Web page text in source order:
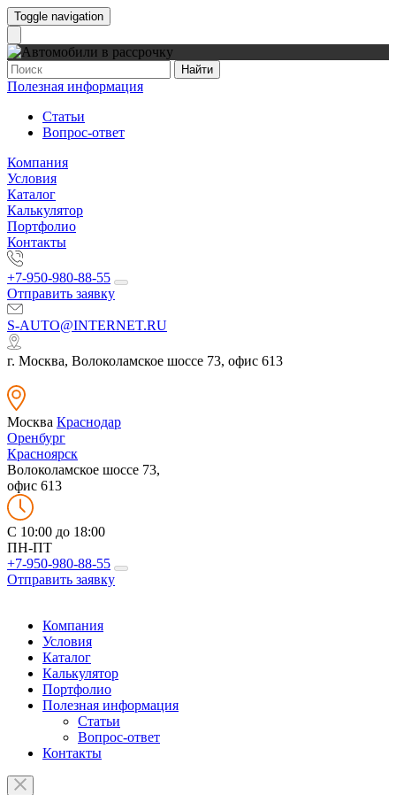
Toggle navigation
Найти
Полезная информация
Статьи
Вопрос-ответ
Компания
Условия
Каталог
Калькулятор
Портфолио
Контакты
+7-950-980-88-55
Отправить заявку
S-AUTO@INTERNET.RU
г. Москва, Волоколамское шоссе 73, офис 613
Москва Краснодар
Оренбург
Красноярск
Волоколамское шоссе 73,
офис 613
C 10:00 до 18:00
ПН-ПТ
+7-950-980-88-55
Отправить заявку
Компания
Условия
Каталог
Калькулятор
Портфолио
Полезная информация
Статьи
Вопрос-ответ
Контакты